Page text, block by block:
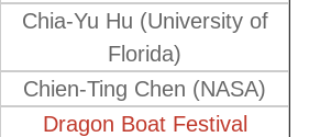
Chia-Yu Hu (University of
Florida)
Chien-Ting Chen (NASA)
Dragon Boat Festival